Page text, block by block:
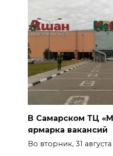
В Самарском ТЦ
ярмарка вакансий
Во вторник, 31